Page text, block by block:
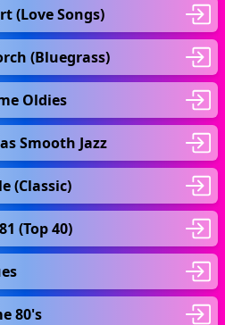
(Love Songs)
(Bluegrass)
Oldies
Smooth Jazz
(Classic)
(Top 40)
80's